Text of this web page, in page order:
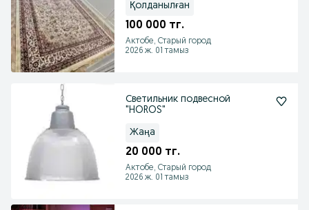
Қолданылған
100 000 тг.
Актобе, Старый город
2026 ж. 01 тамыз
Светильник подвесной
"HOROS"
Жаңа
20 000 тг.
Актобе, Старый город
2026 ж. 01 тамыз